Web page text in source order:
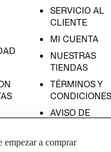
SERVICIO AL
CLIENTE
MI CUENTA
NUESTRAS
TIENDAS
TÉRMINOS Y
CONDICIONES
AVISO DE
GIFT CARD
empezar a comprar